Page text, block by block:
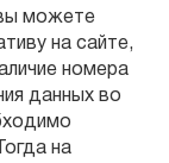
можете
на сайте,
номера
данных во
на